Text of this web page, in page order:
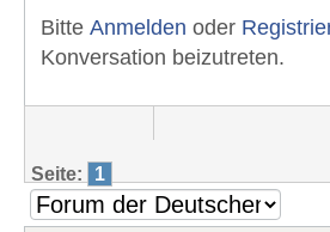
Bitte Anmelden oder
Konversation beizutreten.
Seite: 1